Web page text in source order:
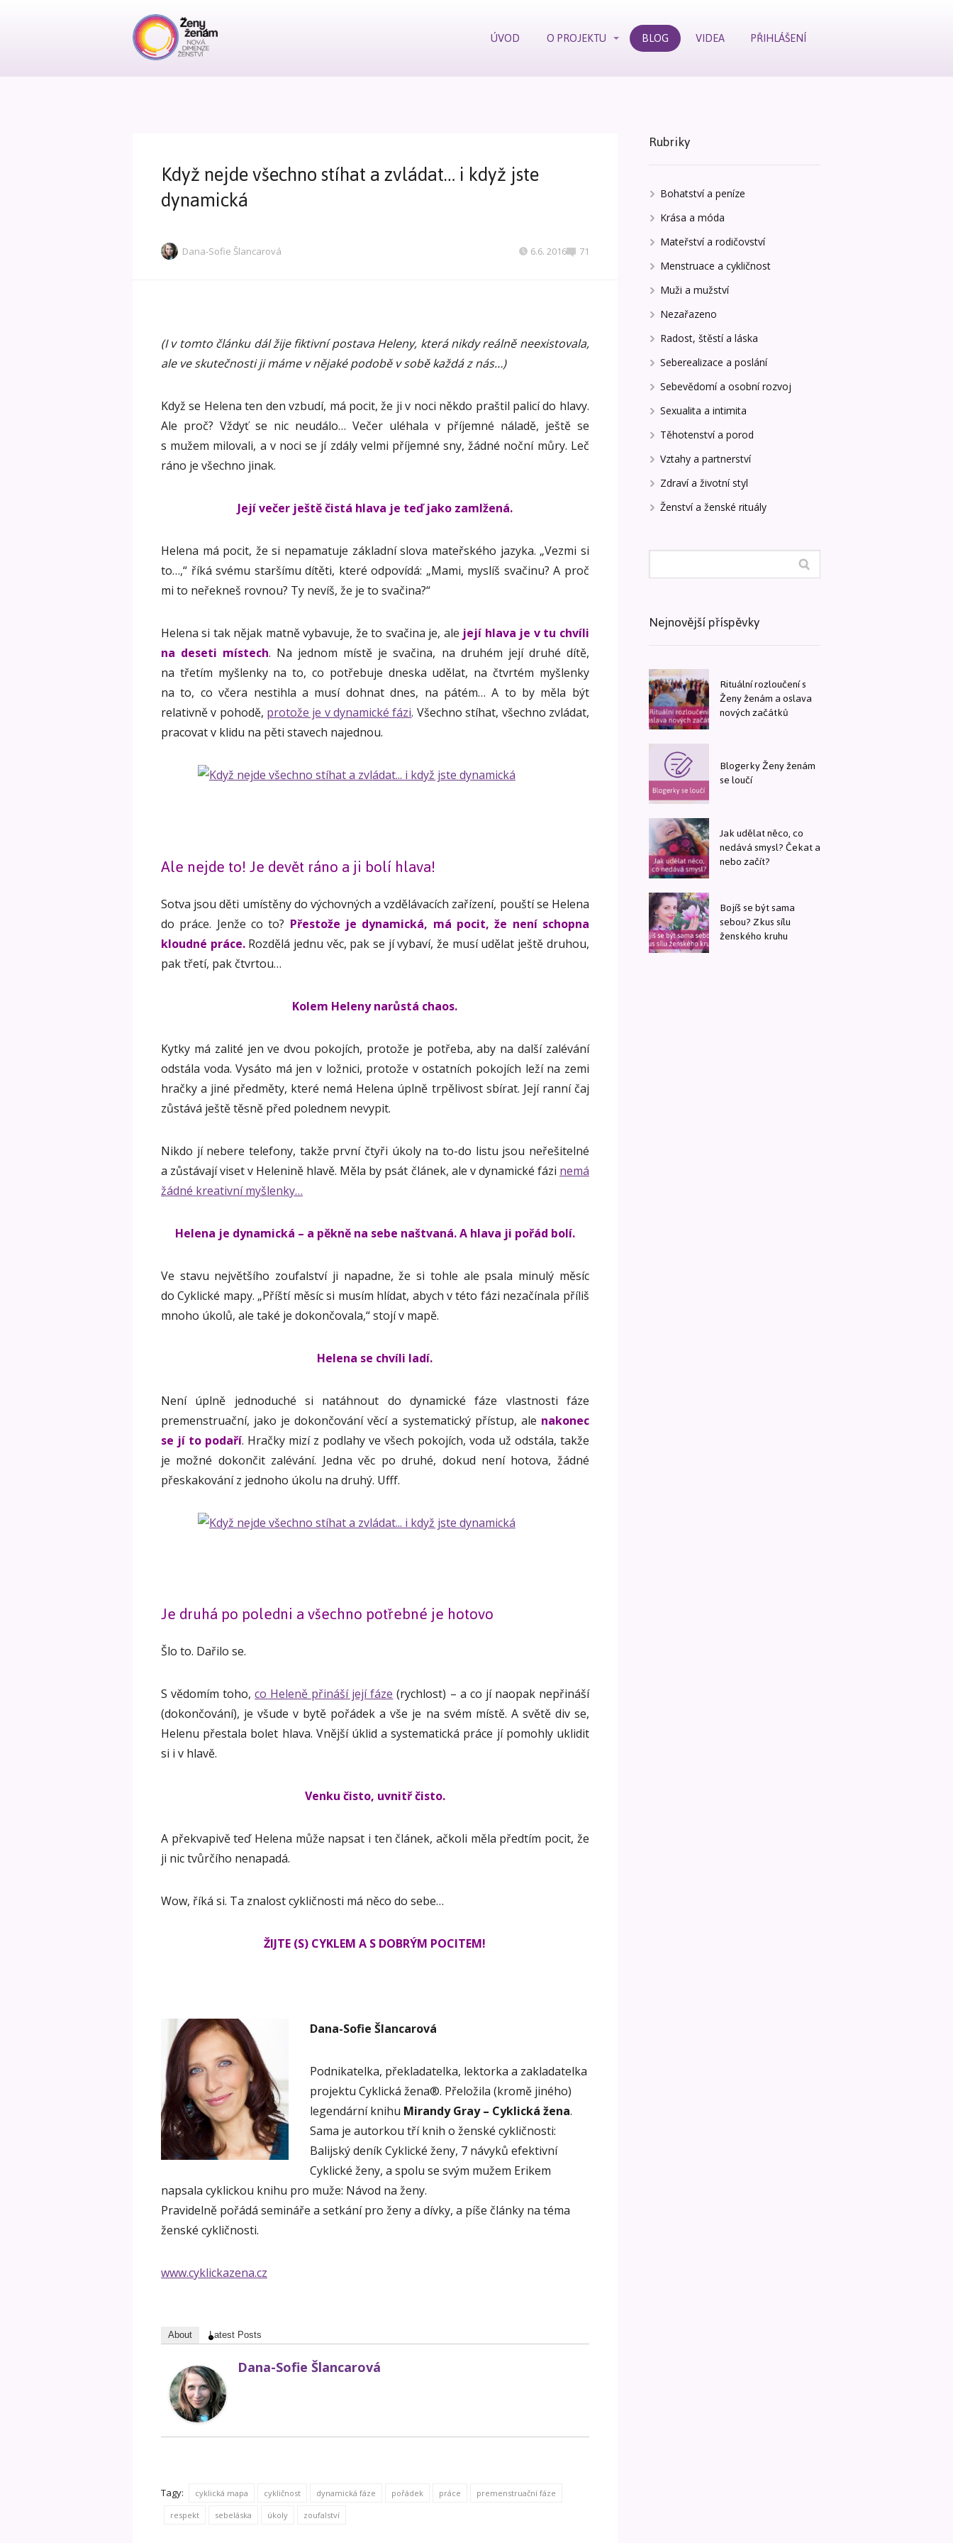
ÚVOD O PROJEKTU BLOG VIDEA PŘIHLÁŠENÍ
Když nejde všechno stíhat a zvládat… i když jste
dynamická
Dana-Sofie Šlancarová 6.6. 2016 71
(I v tomto článku dál žije fiktivní postava Heleny, která nikdy reálně neexistovala,
ale ve skutečnosti ji máme v nějaké podobě v sobě každá z nás…)
Když se Helena ten den vzbudí, má pocit, že ji v noci někdo praštil palicí do hlavy.
Ale proč? Vždyť se nic neudálo… Večer uléhala v příjemné náladě, ještě se
s mužem milovali, a v noci se jí zdály velmi příjemné sny, žádné noční můry. Leč
ráno je všechno jinak.
Její večer ještě čistá hlava je teď jako zamlžená.
Helena má pocit, že si nepamatuje základní slova mateřského jazyka. „Vezmi si
to…,“ říká svému staršímu dítěti, které odpovídá: „Mami, myslíš svačinu? A proč
mi to neřekneš rovnou? Ty nevíš, že je to svačina?“
Helena si tak nějak matně vybavuje, že to svačina je, ale její hlava je v tu chvíli
na deseti místech. Na jednom místě je svačina, na druhém její druhé dítě,
na třetím myšlenky na to, co potřebuje dneska udělat, na čtvrtém myšlenky
na to, co včera nestihla a musí dohnat dnes, na pátém… A to by měla být
relativně v pohodě, protože je v dynamické fázi. Všechno stíhat, všechno zvládat,
pracovat v klidu na pěti stavech najednou.
Ale nejde to! Je devět ráno a ji bolí hlava!
Sotva jsou děti umístěny do výchovných a vzdělávacích zařízení, pouští se Helena
do práce. Jenže co to? Přestože je dynamická, má pocit, že není schopna
kloudné práce.Rozdělá jednu věc, pak se jí vybaví, že musí udělat ještě druhou,
pak třetí, pak čtvrtou…
Kolem Heleny narůstá chaos.
Kytky má zalité jen ve dvou pokojích, protože je potřeba, aby na další zalévání
odstála voda. Vysáto má jen v ložnici, protože v ostatních pokojích leží na zemi
hračky a jiné předměty, které nemá Helena úplně trpělivost sbírat. Její ranní čaj
zůstává ještě těsně před polednem nevypit.
Nikdo jí nebere telefony, takže první čtyři úkoly na to-do listu jsou neřešitelné
a zůstávají viset v Helenině hlavě. Měla by psát článek, ale v dynamické fázi nemá
žádné kreativní myšlenky…
Helena je dynamická – a pěkně na sebe naštvaná. A hlava ji pořád bolí.
Ve stavu největšího zoufalství ji napadne, že si tohle ale psala minulý měsíc
do Cyklické mapy. „Příští měsíc si musím hlídat, abych v této fázi nezačínala příliš
mnoho úkolů, ale také je dokončovala,“ stojí v mapě.
Helena se chvíli ladí.
Není úplně jednoduché si natáhnout do dynamické fáze vlastnosti fáze
premenstruační, jako je dokončování věcí a systematický přístup, ale nakonec
se jí to podaří. Hračky mizí z podlahy ve všech pokojích, voda už odstála, takže
je možné dokončit zalévání. Jedna věc po druhé, dokud není hotova, žádné
přeskakování z jednoho úkolu na druhý. Ufff.
Je druhá po poledni a všechno potřebné je hotovo
Šlo to. Dařilo se.
S vědomím toho,co Heleně přináší její fáze (rychlost) – a co jí naopak nepřináší
(dokončování), je všude v bytě pořádek a vše je na svém místě. A světě div se,
Helenu přestala bolet hlava. Vnější úklid a systematická práce jí pomohly uklidit
si i v hlavě.
Venku čisto, uvnitř čisto.
A překvapivě teď Helena může napsat i ten článek, ačkoli měla předtím pocit, že
ji nic tvůrčího nenapadá.
Wow, říká si. Ta znalost cykličnosti má něco do sebe…
ŽIJTE (S) CYKLEM A S DOBRÝM POCITEM!
Dana-Sofie Šlancarová
Podnikatelka, překladatelka, lektorka a zakladatelka
projektu Cyklická žena®. Přeložila (kromě jiného)
legendární knihu Mirandy Gray – Cyklická žena.
Sama je autorkou tří knih o ženské cykličnosti:
Balijský deník Cyklické ženy, 7 návyků efektivní
Cyklické ženy, a spolu se svým mužem Erikem
napsala cyklickou knihu pro muže: Návod na ženy.
Pravidelně pořádá semináře a setkání pro ženy a dívky, a píše články na téma
ženské cykličnosti.
www.cyklickazena.cz
About Latest Posts
Dana-Sofie Šlancarová
Tagy: cyklická mapa cykličnost dynamická fáze pořádek práce premenstruační fáze
respekt sebeláska úkoly zoufalství
Rubriky
Bohatství a peníze
Krása a móda
Mateřství a rodičovství
Menstruace a cykličnost
Muži a mužství
Nezařazeno
Radost, štěstí a láska
Seberealizace a poslání
Sebevědomí a osobní rozvoj
Sexualita a intimita
Těhotenství a porod
Vztahy a partnerství
Zdraví a životní styl
Ženství a ženské rituály
Nejnovější příspěvky
Rituální rozloučení s
Ženy ženám a oslava
nových začátků
Blogerky Ženy ženám
se loučí
Jak udělat něco, co
nedává smysl? Čekat a
nebo začít?
Bojíš se být sama
sebou? Zkus sílu
ženského kruhu